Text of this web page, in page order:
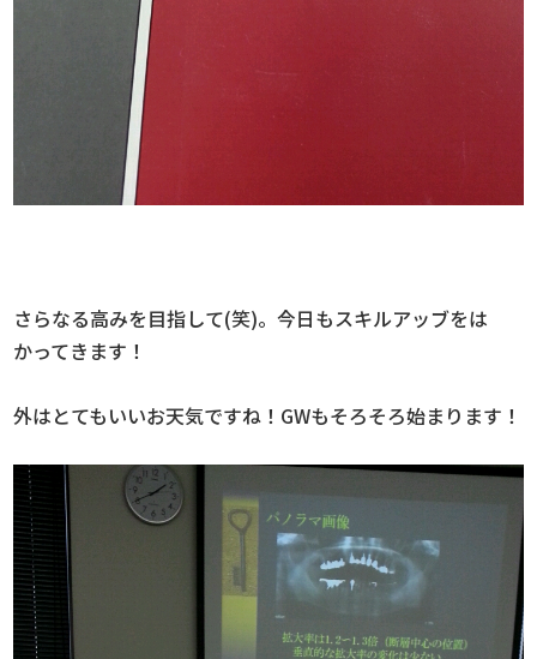
さらなる高みを目指して(笑)。今日もスキルアッブをは
かってきます！
外はとてもいいお天気ですね！GWもそろそろ始まります！